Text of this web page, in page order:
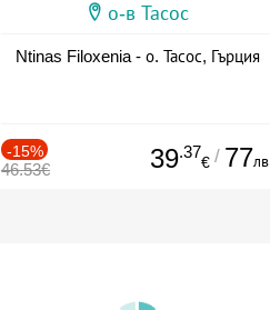
о-в Тасос
Ntinas Filoxenia - о. Тасос, Гърция
-15%
46.53€ 39.37
€ / 77лв.